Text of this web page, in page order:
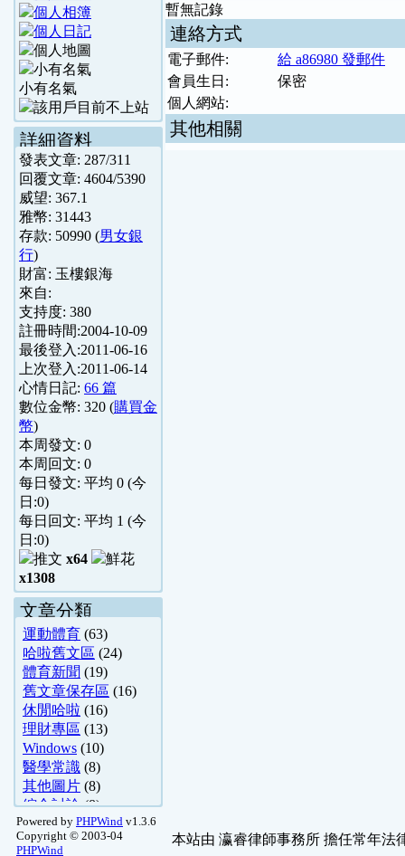
小有名氣
詳細資料
發表文章: 287/311
回覆文章: 4604/5390
威望: 367.1
雅幣: 31443
存款: 50990 (男女銀
行)
財富: 玉樓銀海
來自:
支持度: 380
註冊時間:2004-10-09
最後登入:2011-06-16
上次登入:2011-06-14
心情日記: 66 篇
數位金幣: 320 (購買金
幣)
本周發文: 0
本周回文: 0
每日發文: 平均 0 (今
日:0)
每日回文: 平均 1 (今
日:0)
x64
x1308
文章分類
運動體育 (63)
哈啦舊文區 (24)
體育新聞 (19)
舊文章保存區 (16)
休閒哈啦 (16)
理財專區 (13)
Windows (10)
醫學常識 (8)
其他圖片 (8)
綜合討論(8)
驚奇搞笑(7)
心理測驗 (5)
暫無記錄
連絡方式
電子郵件:
給 a86980 發郵件
會員生日:
保密
個人網站:
其他相關
Powered by PHPWind v1.3.6
Copyright © 2003-04
PHPWind
本站由 瀛睿律師事務所 擔任常年法